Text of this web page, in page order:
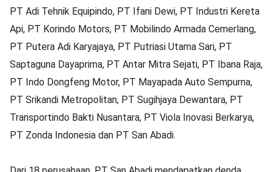
PT Adi Tehnik Equipindo, PT Ifani Dewi, PT Industri Kereta
Api, PT Korindo Motors, PT Mobilindo Armada Cemerlang,
PT Putera Adi Karyajaya, PT Putriasi Utama Sari, PT
Saptaguna Dayaprima, PT Antar Mitra Sejati, PT Ibana Raja,
PT Indo Dongfeng Motor, PT Mayapada Auto Sempurna,
PT Srikandi Metropolitan, PT Sugihjaya Dewantara, PT
Transportindo Bakti Nusantara, PT Viola Inovasi Berkarya,
PT Zonda Indonesia dan PT San Abadi.